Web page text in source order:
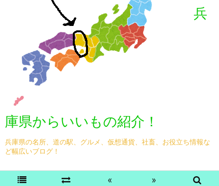
兵
庫県からいいもの紹介！
兵庫県の名所、道の駅、グルメ、仮想通貨、社畜、お役立ち情報な
ど幅広いブログ！
« »